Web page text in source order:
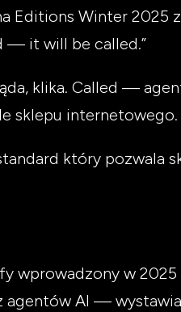
Editions Winter 2025
— it will be called.”
klika. Called —
sklepu internetowego.
który pozwala
wprowadzony w
agentów AI —